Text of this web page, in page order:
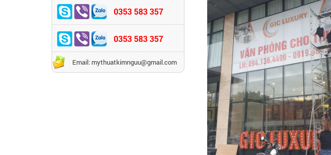
0353 583 357
0353 583 357
Email: mythuatkimnguu@gmail.com